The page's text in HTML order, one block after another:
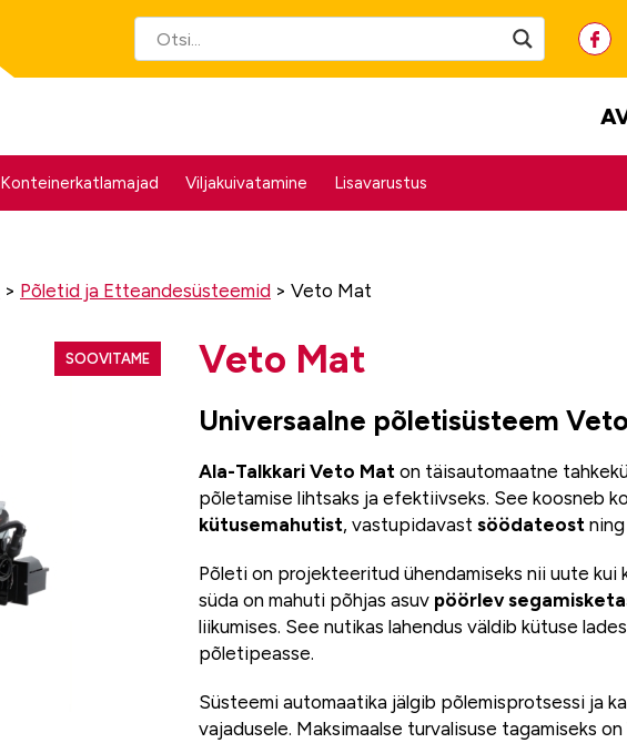
Konteinerkatlamajad Viljakuivatamine Lisavarustus
> Põletid ja Etteandesüsteemid > Veto Mat
Veto Mat
Universaalne põletisüsteem
Ala-Talkkari Veto Mat on täisautomaatne
põletamise lihtsaks ja efektiivseks. See koosneb
kütusemahutist, vastupidavast söödateost
Põleti on projekteeritud ühendamiseks nii uute
süda on mahuti põhjas asuv pöörlev
liikumises. See nutikas lahendus väldib kütuse
põletipeasse.
Süsteemi automaatika jälgib põlemisprotsessi ja
vajadusele. Maksimaalse turvalisuse tagamiseks
SOOVITAME